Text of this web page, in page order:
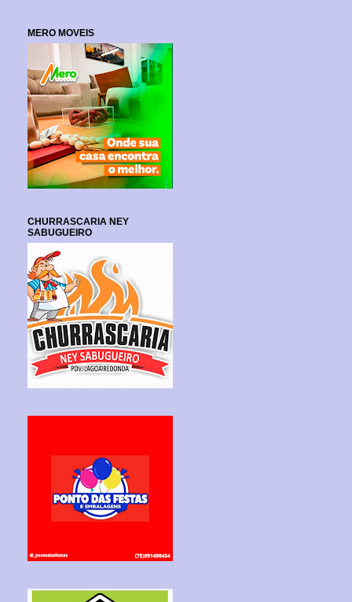
MERO MOVEIS
CHURRASCARIA NEY
SABUGUEIRO